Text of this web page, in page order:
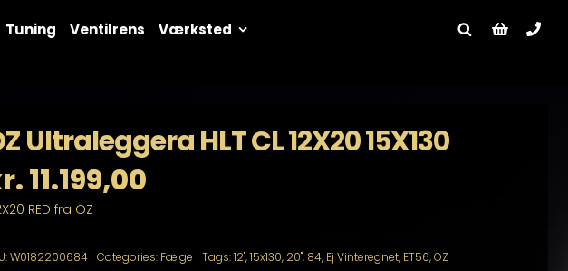
Tuning Ventilrens Værksted
Ultraleggera HLT CL 12X20 15X130
11.199,00
RED fra OZ
W0182200684 Categories: Fælge Tags:12",15x130, 20", 84, Ej Vinteregnet, ET56,OZ